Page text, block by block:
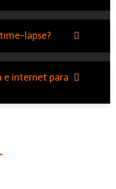
lapse?
e internet para